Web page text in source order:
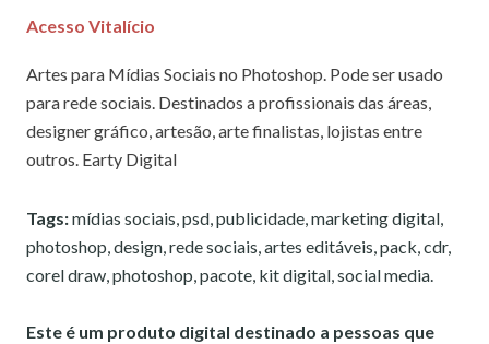
Acesso Vitalício
Artes para Mídias Sociais no Photoshop. Pode ser usado
para rede sociais. Destinados a profissionais das áreas,
designer gráfico, artesão, arte finalistas, lojistas entre
outros. Earty Digital
Tags:mídias sociais, psd, publicidade, marketing digital,
photoshop, design, rede sociais, artes editáveis, pack, cdr,
corel draw, photoshop, pacote, kit digital, social media.
Este é um produto digital destinado a pessoas que